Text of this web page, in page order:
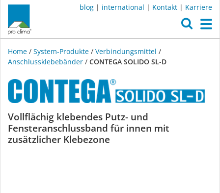
blog | international | Kontakt | Karriere
Home / System-Produkte / Verbindungsmittel /
Anschlussklebebänder / CONTEGA SOLIDO SL-D
CONTEGA
SOLIDO
Vollflächig klebendes Putz- und
Fensteranschlussband für innen mit
zusätzlicher Klebezone